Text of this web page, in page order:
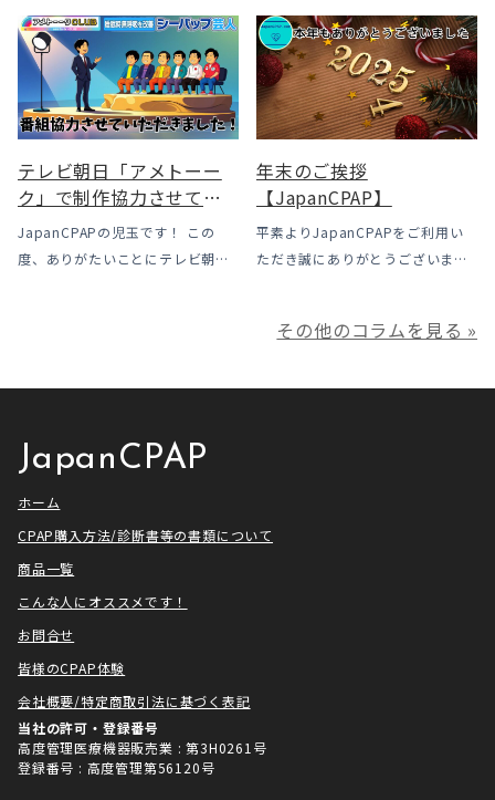
う選択肢
ルは下がった一方で、「続ける」
ための条件はこれまでより厳しく
なっています。この記事では、何
がどう変わったのかを患者様の立
場で […]
露」についてのお話をさせて頂き
ます。 我々の拠点の北陸はCPAP
使用時に「乾燥・寒さ・結露」が
起こりやすい地域です、その […]
テレビ朝日「アメトーー
ク」で制作協力させてい
ただきました
JapanCPAPの児玉です！ この
度、ありがたいことにテレビ朝日
ク様は長い歴史があり、私も大
年末のご挨拶
【JapanCPAP】
平素よりJapanCPAPをご利用い
ただき誠にありがとうございま
利用いただき本当にありがとうご
満足いただけるサービスを提供さ
その他のコラムを見る »
JapanCPAP
ホーム
CPAP購入方法/診断書等の書類について
商品一覧
こんな人にオススメです！
お問合せ
皆様のCPAP体験
会社概要/特定商取引法に基づく表記
当社の許可・登録番号
高度管理医療機器販売業 : 第3H0261号
登録番号 : 高度管理第56120号